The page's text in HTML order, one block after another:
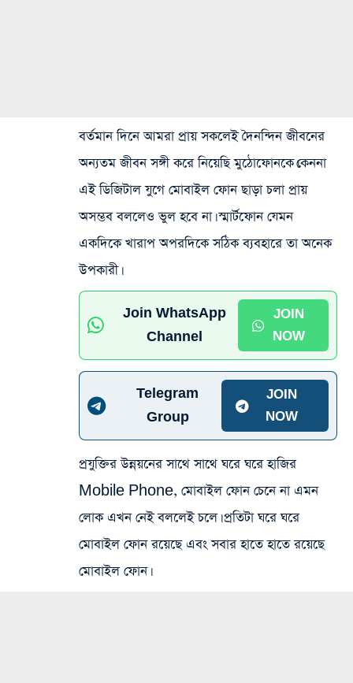
বর্তমান দিনে আমরা প্রায় সকলেই দৈনন্দিন জীবনের
অন্যতম জীবন সঙ্গী করে নিয়েছি মুঠোফোনকে।কেননা
এই ডিজিটাল যুগে মোবাইল ফোন ছাড়া চলা প্রায়
অসম্ভব বললেও ভুল হবে না। স্মার্টফোন যেমন
একদিকে খারাপ অপরদিকে সঠিক ব্যবহারে তা অনেক
উপকারী।
Join WhatsApp
Channel
JOIN
NOW
Telegram
Group
JOIN
NOW
প্রযুক্তির উন্নয়নের সাথে সাথে ঘরে ঘরে হাজির
Mobile Phone, মোবাইল ফোন চেনে না এমন
লোক এখন নেই বললেই চলে। প্রতিটা ঘরে ঘরে
মোবাইল ফোন রয়েছে এবং সবার হাতে হাতে রয়েছে
মোবাইল ফোন।